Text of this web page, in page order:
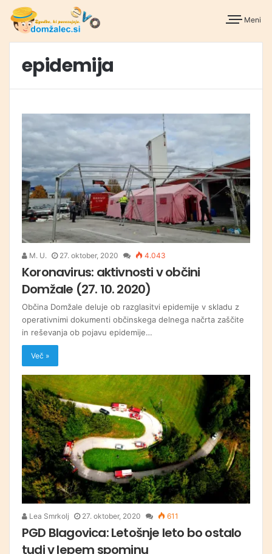
Meni
epidemija
M. U. 27. oktober, 2020 4.043
Koronavirus: aktivnosti v občini
Domžale (27. 10. 2020)
Občina Domžale deluje ob razglasitvi epidemije v skladu z
operativnimi dokumenti občinskega delnega načrta zaščite
in reševanja ob pojavu epidemije…
Več »
Lea Smrkolj 27. oktober, 2020 611
PGD Blagovica: Letošnje leto bo ostalo
tudi v lepem spominu